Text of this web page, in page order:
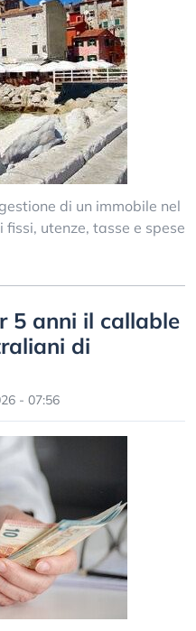
di un immobile nel
utenze, tasse e spese
5 anni il callable
di
- 07:56